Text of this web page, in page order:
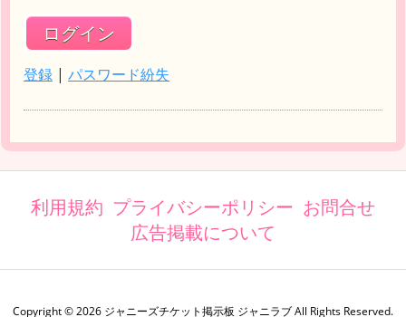
登録 | パスワード紛失
利用規約 プライバシーポリシー お問合せ
広告掲載について
Copyright ©2026 ジャニーズチケット掲示板 ジャニラブAll Rights Reserved.